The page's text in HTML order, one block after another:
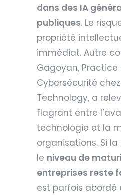
dans des IA
publiques. Le
propriété
immédiat. Autre
Gagoyan, Practice
Cybersécurité
Technology, a
flagrant entre
technologie et la
organisations. Si
le niveau de
entreprises reste
est parfois abordé